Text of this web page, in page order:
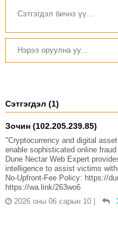
Сэтгэгдэл (1)
Зочин (102.205.239.85)
"Cryptocurrency and digital
enable sophisticated online
Dune Nectar Web Expert
intelligence to assist victims
No-Upfront-Fee Policy: https://
https://wa.link/263wo6
2026 оны 06 сарын 10